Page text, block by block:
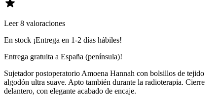
Leer 8 valoraciones
En stock ¡Entrega en 1-2 días hábiles!
Entrega gratuita a España (península)!
Sujetador postoperatorio Amoena Hannah con bolsillos de tejido
algodón ultra suave. Apto también durante la radioterapia. Cierre
delantero, con elegante acabado de encaje.